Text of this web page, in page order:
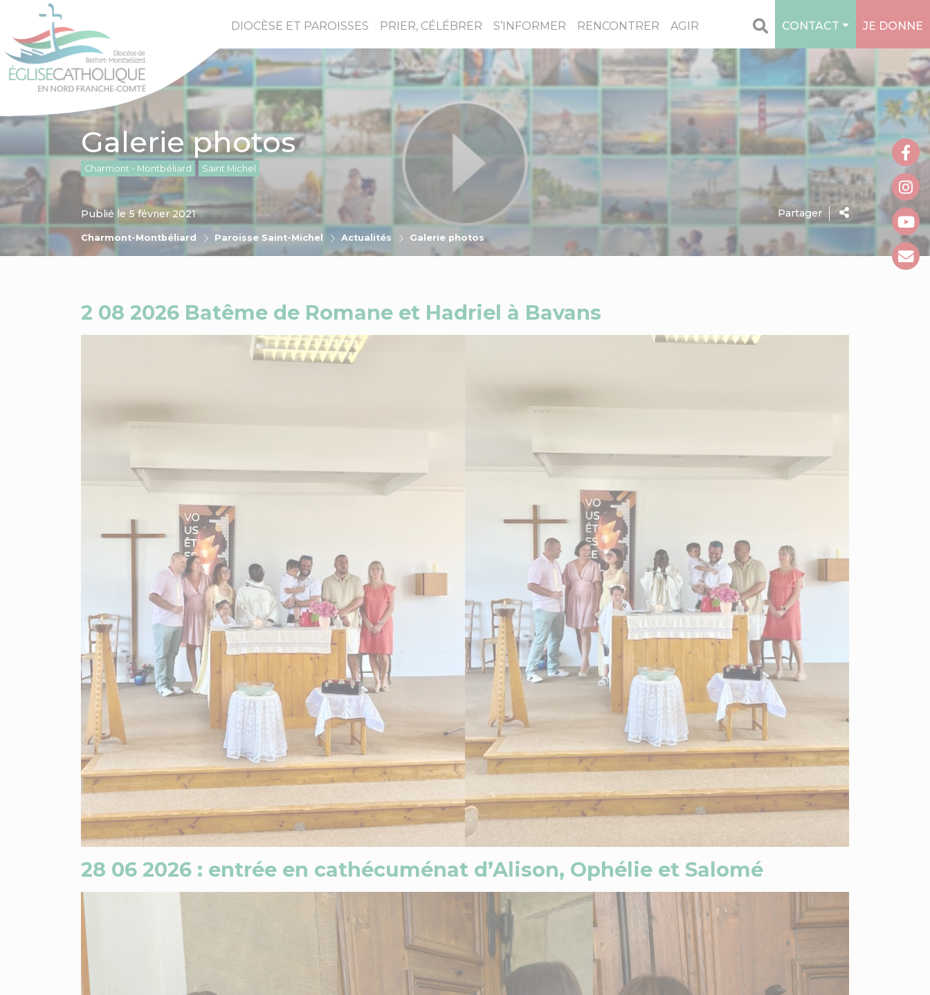
DIOCÈSE ET PAROISSES PRIER, CÉLÉBRER S’INFORMER RENCONTRER AGIR CONTACT JE DONNE
Galerie photos
Charmont - Montbéliard Saint Michel
Partager
Charmont-Montbéliard Paroisse Saint-Michel Actualités Galerie photos
Publié le 5 février 2021
2 08 2026 Batême de Romane et Hadriel à Bavans
28 06 2026 : entrée en cathécuménat d’Alison, Ophélie et Salomé